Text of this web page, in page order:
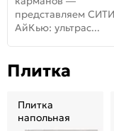
представляем
АйКью: ультрас...
Плитка
Плитка
напольная